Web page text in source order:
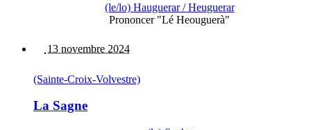
(le/lo) Hauguerar / Heuguerar
Prononcer "Lé Heouguerà"
13 novembre 2024
(Sainte-Croix-Volvestre)
La Sagne